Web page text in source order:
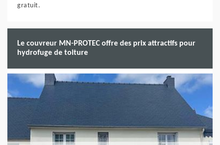
gratuit.
Le couvreur MN-PROTEC offre des prix attractifs pour
hydrofuge de toiture